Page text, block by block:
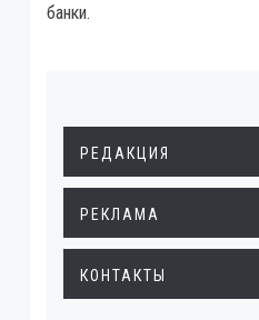
банки.
РЕДАКЦИЯ
РЕКЛАМА
КОНТАКТЫ